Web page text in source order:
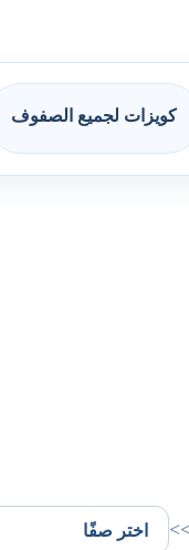
كويزات لجميع الصفوف